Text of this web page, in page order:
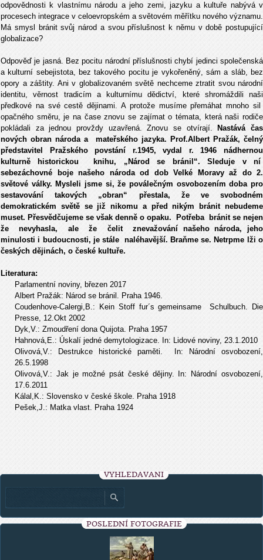
odpovědnosti k vlastnímu národu a jeho zemi, jazyku a kultuře nabývá v
procesech integrace v celoevropském a světovém měřítku nového významu.
Má smysl bránit svůj národ a svou příslušnost k němu v době postupující
globalizace?
Odpověď je jasná. Bez pocitu národní příslušnosti chybí jedinci společenská
a kulturní sebejistota, bez takového pocitu je vykořeněný, sám a sláb, bez
opory a záštity. Ani v globalizovaném světě nechceme ztratit svou národní
identitu, věrnost tradicím a kulturnímu dědictví, které shromáždili naši
předkové na své cestě dějinami. A protože musíme přemáhat mnoho sil
opačného směru, je na čase znovu se zajímat o témata, která naši rodiče
pokládali za jednou provždy uzavřená. Znovu se otvírají.
Nastává čas
nových obran národa a mateřského jazyka. Prof.Albert Pražák, čelný
představitel Pražského povstání r.1945, vydal r. 1946 nádhernou
kulturně historickou knihu, „Národ se bránil“. Sleduje v ní
sebezáchovné boje našeho národa od dob Velké Moravy až do 2.
světové války. Mysleli jsme si, že poválečným osvobozením doba pro
sestavování takových „obran“ přestala, že ve svobodném
demokratickém světě se již nikomu a před nikým bránit nebudeme
muset. Přesvědčujeme se však denně o opaku. Potřeba bránit se nejen
že nevyhasla, ale že čelit znevažování našeho národa, jeho
minulosti i budoucnosti, je stále naléhavější. Braňme se. Netrpme lži o
českých dějinách, o české kultuře.
Literatura:
Parlamentní noviny, březen 2017
Albert Pražák: Národ se bránil. Praha 1946.
Coudenhove-Calergi,B.: Kein Stoff fur´s gemeinsame Schulbuch. Die
Presse, 12.Okt 2002
Dyk,V.: Zmoudření dona Quijota. Praha 1957
Hahnová,E.: Úskalí jedné demytologizace. In: Lidové noviny, 23.1.2010
Olivová,V.: Destrukce historické paměti. In: Národní osvobození,
26.5.1998
Olivová,V.: Jak je možné psát české dějiny. In: Národní osvobození,
17.6.2011
Kálal,K.: Slovensko v české škole. Praha 1918
Pešek,J.: Matka vlast. Praha 1924
VYHLEDÁVÁNÍ
POSLEDNÍ FOTOGRAFIE